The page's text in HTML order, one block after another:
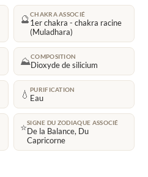
🔮CHAKRA ASSOCIÉ
1er chakra - chakra racine
(Muladhara)
⛰️COMPOSITION
Dioxyde de silicium
💧 PURIFICATION
Eau
⭐SIGNE DU ZODIAQUE ASSOCIÉ
De la Balance, Du
Capricorne